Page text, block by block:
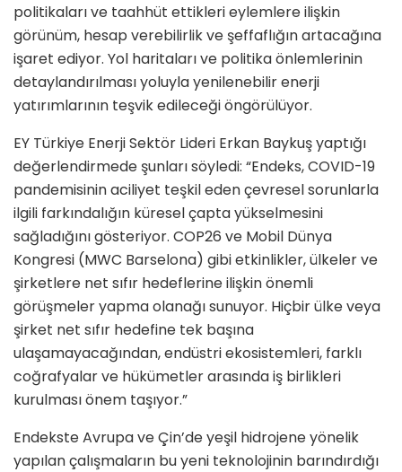
politikaları ve taahhüt ettikleri eylemlere ilişkin
görünüm, hesap verebilirlik ve şeffaflığın artacağına
işaret ediyor. Yol haritaları ve politika önlemlerinin
detaylandırılması yoluyla yenilenebilir enerji
yatırımlarının teşvik edileceği öngörülüyor.
EY Türkiye Enerji Sektör Lideri Erkan Baykuş yaptığı
değerlendirmede şunları söyledi: “Endeks, COVID-19
pandemisinin aciliyet teşkil eden çevresel sorunlarla
ilgili farkındalığın küresel çapta yükselmesini
sağladığını gösteriyor. COP26 ve Mobil Dünya
Kongresi (MWC Barselona) gibi etkinlikler, ülkeler ve
şirketlere net sıfır hedeflerine ilişkin önemli
görüşmeler yapma olanağı sunuyor. Hiçbir ülke veya
şirket net sıfır hedefine tek başına
ulaşamayacağından, endüstri ekosistemleri, farklı
coğrafyalar ve hükümetler arasında iş birlikleri
kurulması önem taşıyor.”
Endekste Avrupa ve Çin’de yeşil hidrojene yönelik
yapılan çalışmaların bu yeni teknolojinin barındırdığı